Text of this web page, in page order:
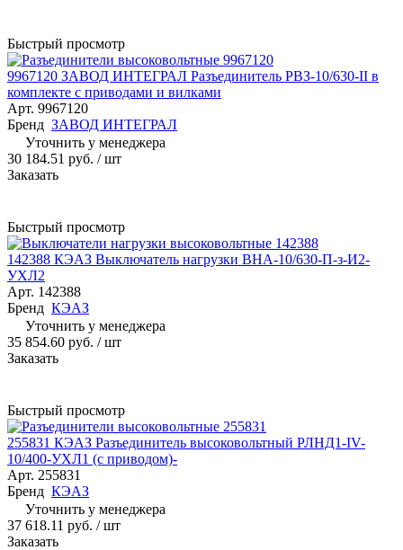
Быстрый просмотр
9967120 ЗАВОД ИНТЕГРАЛ Разъединитель РВЗ-10/630-II в
комплекте с приводами и вилками
Арт. 9967120
Бренд ЗАВОД ИНТЕГРАЛ
Уточнить у менеджера
30 184.51 руб. / шт
Заказать
Быстрый просмотр
142388 КЭАЗ Выключатель нагрузки ВНА-10/630-П-з-И2-
УХЛ2
Арт. 142388
Бренд КЭАЗ
Уточнить у менеджера
35 854.60 руб. / шт
Заказать
Быстрый просмотр
255831 КЭАЗ Разъединитель высоковольтный РЛНД1-IV-
10/400-УХЛ1 (с приводом)-
Арт. 255831
Бренд КЭАЗ
Уточнить у менеджера
37 618.11 руб. / шт
Заказать